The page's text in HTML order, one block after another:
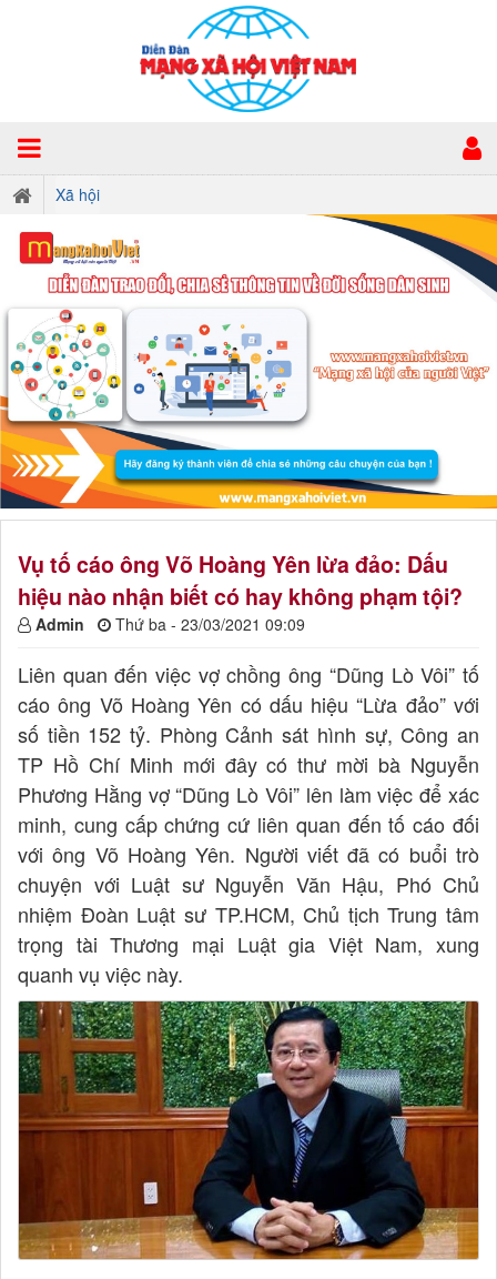
Xã hội
Vụ tố cáo ông Võ Hoàng Yên lừa đảo: Dấu
hiệu nào nhận biết có hay không phạm tội?
Admin Thứ ba - 23/03/2021 09:09
Liên quan đến việc vợ chồng ông “Dũng Lò Vôi” tố
cáo ông Võ Hoàng Yên có dấu hiệu “Lừa đảo” với
số tiền 152 tỷ. Phòng Cảnh sát hình sự, Công an
TP Hồ Chí Minh mới đây có thư mời bà Nguyễn
Phương Hằng vợ “Dũng Lò Vôi” lên làm việc để xác
minh, cung cấp chứng cứ liên quan đến tố cáo đối
với ông Võ Hoàng Yên. Người viết đã có buổi trò
chuyện với Luật sư Nguyễn Văn Hậu, Phó Chủ
nhiệm Đoàn Luật sư TP.HCM, Chủ tịch Trung tâm
trọng tài Thương mại Luật gia Việt Nam, xung
quanh vụ việc này.